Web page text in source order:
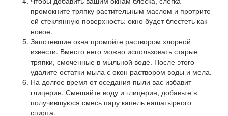
промокните тряпку растительным маслом и протрите
ей стеклянную поверхность: окно будет блестеть как
новое.
Запотевшие окна промойте раствором хлорной
извести. Вместо него можно использовать старые
тряпки, смоченные в мыльной воде. После этого
удалите остатки мыла с окон раствором воды и мела.
На долгое время от оседания пыли вас избавит
глицерин. Смешайте воду и глицерин, добавьте в
получившуюся смесь пару капель нашатырного
спирта.